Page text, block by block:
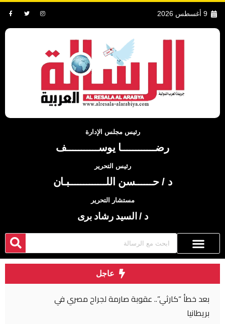
9 أغسطس 2026
رئيس مجلس الإدارة
رضــــــــــــا يوســـــــــــف
رئيس التحرير
د / حــــــسن اللـــــــــــــبـان
مستشار التحرير
د / السيد رشاد برى
عاجل
بعد خطأ “كارثي”.. عقوبة صارمة لجراح مصري في
بريطانيا